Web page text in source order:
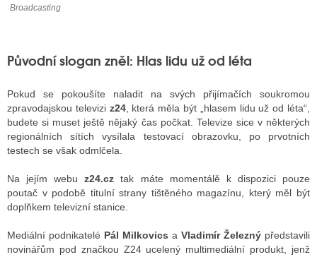
RÁDIA
STRÁNKY RÁDIÍ
STRÁNKY TV
TISK
Broadcasting
Původní slogan zněl: Hlas lidu už od léta
Pokud se pokoušíte naladit na svých přijímačích soukromou
zpravodajskou televizi z24, která měla být „hlasem lidu už od léta“,
budete si muset ještě nějaký čas počkat. Televize sice v některých
regionálních sítích vysílala testovací obrazovku, po prvotních
testech se však odmlčela.
Na jejím webuz24.cz tak máte momentálě k dispozici pouze
poutač v podobě titulní strany tištěného magazínu, který měl být
doplňkem televizní stanice.
Mediální podnikatelé Pál Milkovics a Vladimír Železný představili
novinářům pod značkou Z24 ucelený multimediální produkt, jenž